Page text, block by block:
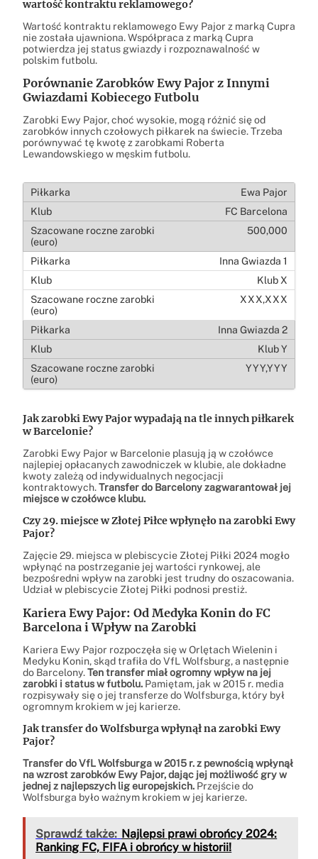
wartość kontraktu reklamowego?
Wartość kontraktu reklamowego Ewy Pajor z marką Cupra
nie została ujawniona. Współpraca z marką Cupra
potwierdza jej status gwiazdy i rozpoznawalność w
polskim futbolu.
Porównanie Zarobków Ewy Pajor z Innymi
Gwiazdami Kobiecego Futbolu
Zarobki Ewy Pajor, choć wysokie, mogą różnić się od
zarobków innych czołowych piłkarek na świecie. Trzeba
porównywać tę kwotę z zarobkami Roberta
Lewandowskiego w męskim futbolu.
Ewa Pajor
FC Barcelona
500,000
Inna Gwiazda 1
Klub X
XXX,XXX
Inna Gwiazda 2
Klub Y
YYY,YYY
Jak zarobki Ewy Pajor wypadają na tle innych piłkarek
w Barcelonie?
Zarobki Ewy Pajor w Barcelonie plasują ją w czołówce
najlepiej opłacanych zawodniczek w klubie, ale dokładne
kwoty zależą od indywidualnych negocjacji
kontraktowych.Transfer do Barcelony zagwarantował jej
miejsce w czołówce klubu.
Czy 29. miejsce w Złotej Piłce wpłynęło na zarobki Ewy
Pajor?
Zajęcie 29. miejsca w plebiscycie Złotej Piłki 2024 mogło
wpłynąć na postrzeganie jej wartości rynkowej, ale
bezpośredni wpływ na zarobki jest trudny do oszacowania.
Udział w plebiscycie Złotej Piłki podnosi prestiż.
Kariera Ewy Pajor: Od Medyka Konin do FC
Barcelona i Wpływ na Zarobki
Kariera Ewy Pajor rozpoczęła się w Orlętach Wielenin i
Medyku Konin, skąd trafiła do VfL Wolfsburg, a następnie
do Barcelony.Ten transfer miał ogromny wpływ na jej
zarobki i status w futbolu. Pamiętam, jak w 2015 r. media
rozpisywały się o jej transferze do Wolfsburga, który był
ogromnym krokiem w jej karierze.
Jak transfer do Wolfsburga wpłynął na zarobki Ewy
Pajor?
Transfer do VfL Wolfsburga w 2015 r. z pewnością wpłynął
na wzrost zarobków Ewy Pajor, dając jej możliwość gry w
jednej z najlepszych lig europejskich. Przejście do
Wolfsburga było ważnym krokiem w jej karierze.
Sprawdź także: Najlepsi prawi obrońcy 2024:
Ranking FC, FIFA i obrońcy w historii!